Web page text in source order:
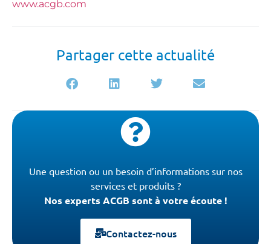
www.acgb.com
Partager cette actualité
Une question ou un besoin d’informations sur nos
services et produits ?
Nos experts ACGB sont à votre écoute !
Contactez-nous